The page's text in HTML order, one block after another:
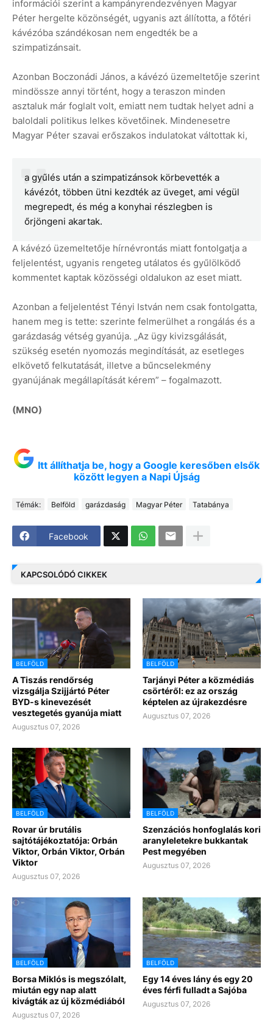
információi szerint a kampányrendezvényen Magyar
Péter hergelte közönségét, ugyanis azt állította, a főtéri
kávézóba szándékosan nem engedték be a
szimpatizánsait.
Azonban Boczonádi János, a kávézó üzemeltetője szerint
mindössze annyi történt, hogy a teraszon minden
asztaluk már foglalt volt, emiatt nem tudtak helyet adni a
baloldali politikus lelkes követőinek. Mindenesetre
Magyar Péter szavai erőszakos indulatokat váltottak ki,
a gyűlés után a szimpatizánsok körbevették a
kávézót, többen ütni kezdték az üveget, ami végül
megrepedt, és még a konyhai részlegben is
őrjöngeni akartak.
A kávézó üzemeltetője hírnévrontás miatt fontolgatja a
feljelentést, ugyanis rengeteg utálatos és gyűlölködő
kommentet kaptak közösségi oldalukon az eset miatt.
Azonban a feljelentést Tényi István nem csak fontolgatta,
hanem meg is tette: szerinte felmerülhet a rongálás és a
garázdaság vétség gyanúja. „Az ügy kivizsgálását,
szükség esetén nyomozás megindítását, az esetleges
elkövető felkutatását, illetve a bűncselekmény
gyanújának megállapítását kérem” – fogalmazott.
(MNO)
Itt állíthatja be, hogy a Google keresőben elsők
között legyen a Napi Újság
Témák: Belföld garázdaság Magyar Péter Tatabánya
Facebook
KAPCSOLÓDÓ CIKKEK
BELFÖLD
A Tiszás rendőrség
vizsgálja Szijjártó Péter
BYD-s kinevezését
vesztegetés gyanúja miatt
Augusztus 07, 2026
BELFÖLD
Tarjányi Péter a közmédiás
csörtéről: ez az ország
képtelen az újrakezdésre
Augusztus 07, 2026
BELFÖLD
Rovar úr brutális
sajtótájékoztatója: Orbán
Viktor, Orbán Viktor, Orbán
Viktor
Augusztus 07, 2026
BELFÖLD
Szenzációs honfoglalás kori
aranyleletekre bukkantak
Pest megyében
Augusztus 07, 2026
BELFÖLD
Borsa Miklós is megszólalt,
miután egy nap alatt
kivágták az új közmédiából
Augusztus 07, 2026
BELFÖLD
Egy 14 éves lány és egy 20
éves férfi fulladt a Sajóba
Augusztus 07, 2026